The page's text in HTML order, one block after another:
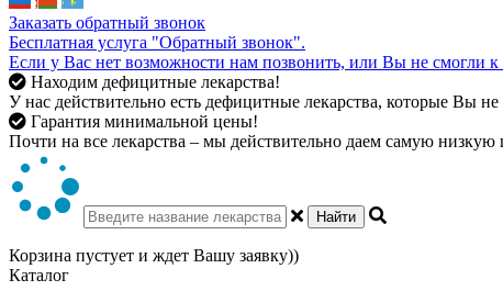
Заказать обратный звонок
Бесплатная услуга "Обратный звонок".
Если у Вас нет возможности нам позвонить, или Вы не смогли
Находим дефицитные лекарства!
У нас действительно есть дефицитные лекарства, которые Вы
Гарантия минимальной цены!
Почти на все лекарства – мы действительно даем самую
Найти
Корзина пустует и ждет Вашу заявку))
Каталог